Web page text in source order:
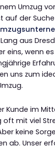
Umzug
auf der
aus
eins, wenn
uns zum
Kunde im
oft mit viel
keine
ab. Unser